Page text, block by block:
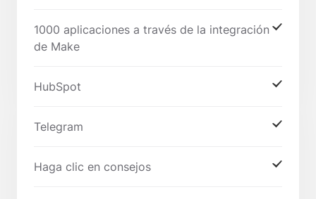
1000 aplicaciones a través de la integración
de Make
HubSpot
Telegram
Haga clic en consejos